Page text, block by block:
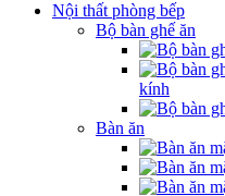
Nội thất phòng bếp
Bộ bàn ghế ăn
kính
Bàn ăn